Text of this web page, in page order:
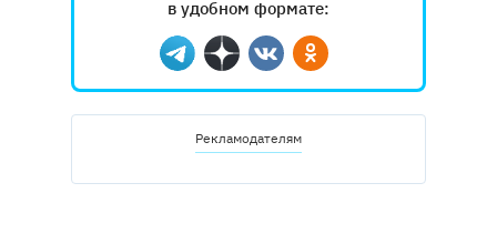
в удобном формате:
Telegram
ДзенВконтактеОдноклассники
Рекламодателям